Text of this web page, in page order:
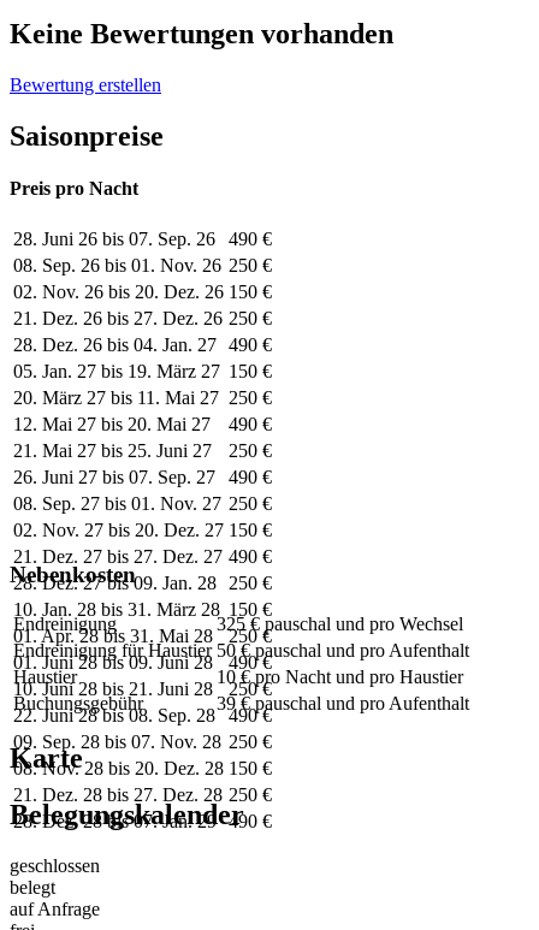
Keine Bewertungen vorhanden
Bewertung erstellen
Saisonpreise
Preis pro Nacht
28. Juni 26 bis 07. Sep. 26
490 €
08. Sep. 26 bis 01. Nov. 26 250 €
02. Nov. 26 bis 20. Dez. 26 150 €
21. Dez. 26 bis 27. Dez. 26 250 €
28. Dez. 26 bis 04. Jan. 27 490 €
05. Jan. 27 bis 19. März 27 150 €
20. März 27 bis 11. Mai 27 250 €
12. Mai 27 bis 20. Mai 27
490 €
21. Mai 27 bis 25. Juni 27
250 €
26. Juni 27 bis 07. Sep. 27
490 €
08. Sep. 27 bis 01. Nov. 27 250 €
02. Nov. 27 bis 20. Dez. 27 150 €
21. Dez. 27 bis 27. Dez. 27 490 €
28. Dez. 27 bis 09. Jan. 28
250 €
10. Jan. 28 bis 31. März 28 150 €
01. Apr. 28 bis 31. Mai 28
250 €
01. Juni 28 bis 09. Juni 28
490 €
10. Juni 28 bis 21. Juni 28
250 €
22. Juni 28 bis 08. Sep. 28
490 €
09. Sep. 28 bis 07. Nov. 28 250 €
08. Nov. 28 bis 20. Dez. 28 150 €
21. Dez. 28 bis 27. Dez. 28 250 €
28. Dez. 28 bis 07. Jan. 29 490 €
Nebenkosten
Endreinigung
325 € pauschal und pro Wechsel
Endreinigung für Haustier 50 € pauschal und pro Aufenthalt
Haustier
10 € pro Nacht und pro Haustier
Buchungsgebühr
39 € pauschal und pro Aufenthalt
Karte
Belegungskalender
geschlossen
belegt
auf Anfrage